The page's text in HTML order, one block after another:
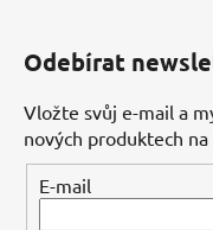
Odebírat
Vložte svůj e-mail a
nových produktech
E-mail